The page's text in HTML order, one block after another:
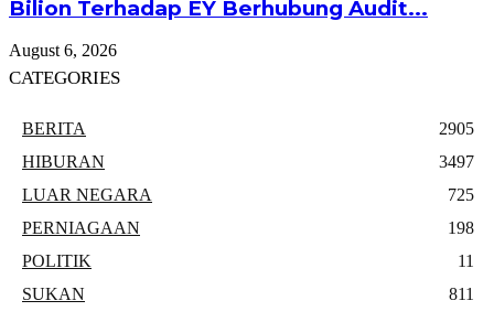
Bilion Terhadap EY Berhubung Audit...
August 6, 2026
CATEGORIES
BERITA
2905
HIBURAN
3497
LUAR NEGARA
725
PERNIAGAAN
198
POLITIK
11
SUKAN
811